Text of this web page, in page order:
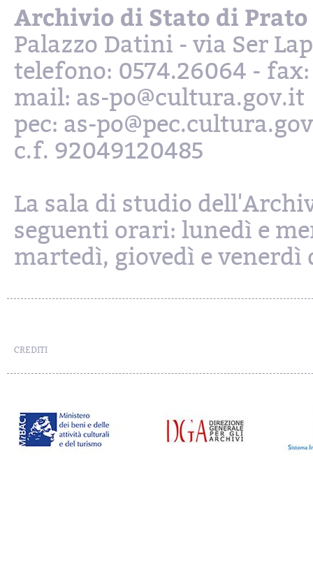
Archivio di Stato di Prato
Palazzo Datini - via Ser
telefono: 0574.26064 - fax:
mail: as-po@cultura.gov.it
pec: as-
c.f. 92049120485
La sala di studio
seguenti orari: lunedì e
martedì, giovedì e venerdì
CREDITI